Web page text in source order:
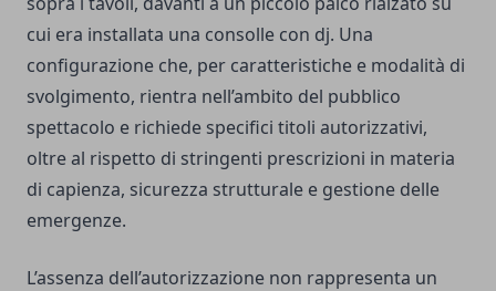
cui era installata una consolle con dj. Una
configurazione che, per caratteristiche e modalità di
svolgimento, rientra nell’ambito del pubblico
spettacolo e richiede specifici titoli autorizzativi,
oltre al rispetto di stringenti prescrizioni in materia
di capienza, sicurezza strutturale e gestione delle
emergenze.
L’assenza dell’autorizzazione non rappresenta un